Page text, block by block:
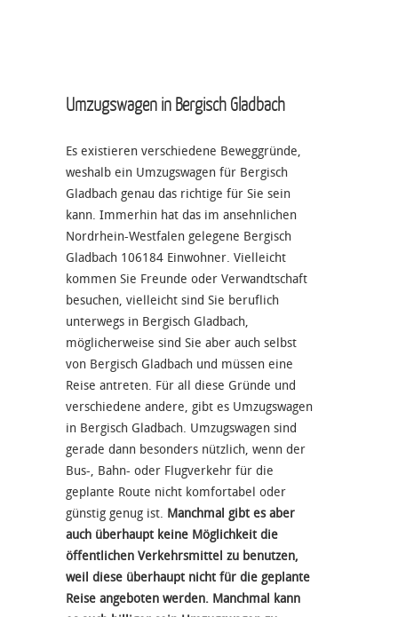
Umzugswagen in Bergisch Gladbach
Es existieren verschiedene Beweggründe,
weshalb ein Umzugswagen für Bergisch
Gladbach genau das richtige für Sie sein
kann. Immerhin hat das im ansehnlichen
Nordrhein-Westfalen gelegene Bergisch
Gladbach 106184 Einwohner. Vielleicht
kommen Sie Freunde oder Verwandtschaft
besuchen, vielleicht sind Sie beruflich
unterwegs in Bergisch Gladbach,
möglicherweise sind Sie aber auch selbst
von Bergisch Gladbach und müssen eine
Reise antreten. Für all diese Gründe und
verschiedene andere, gibt es Umzugswagen
in Bergisch Gladbach. Umzugswagen sind
gerade dann besonders nützlich, wenn der
Bus-, Bahn- oder Flugverkehr für die
geplante Route nicht komfortabel oder
günstig genug ist. Manchmal gibt es aber
auch überhaupt keine Möglichkeit die
öffentlichen Verkehrsmittel zu benutzen,
weil diese überhaupt nicht für die geplante
Reise angeboten werden. Manchmal kann